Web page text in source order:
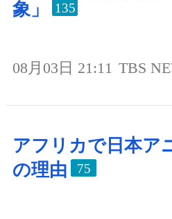
象」
135
08月03日 21:11 TBS
アフリカで日本ア
の理由
75